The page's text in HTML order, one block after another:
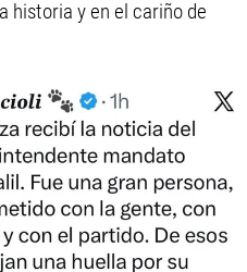
historia y en el cariño de